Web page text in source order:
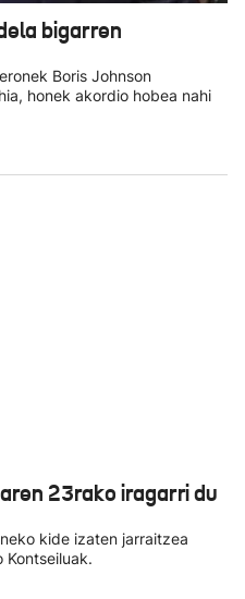
bigarren
Boris Johnson
honek akordio hobea nahi
23rako iragarri du
kide izaten jarraitzea